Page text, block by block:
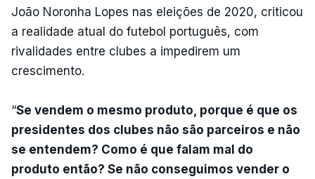
João Noronha Lopes nas eleições de 2020, criticou
a realidade atual do futebol português, com
rivalidades entre clubes a impedirem um
crescimento.
“Se vendem o mesmo produto, porque é que os
presidentes dos clubes não são parceiros e não
se entendem? Como é que falam mal do
produto então? Se não conseguimos vender o